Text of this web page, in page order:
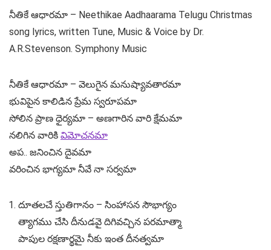
నీతికే ఆధారమా – Neethikae Aadhaarama Telugu Christmas
song lyrics, written Tune, Music & Voice by Dr.
A.R.Stevenson. Symphony Music
నీతికే ఆధారమా – వెలుగైన మనుష్యావతారమా
భువిపైన కాలిడిన ప్రేమ స్వరూపమా
సోలిన ప్రాణ ధైర్యమా – అణగారిన వారి క్షేమమా
నలిగిన వారికి విమోచనమా
అప.. జనించిన దైవమా
వరించిన భాగ్యమా నీవే నా సర్వమా
దూతలచే స్తుతిగానం – సింహాసన సౌభాగ్యం
త్యాగము చేసి దీనుడవై దిగివచ్చిన పరమాత్మా
పాపుల రక్షణార్థమై నీకు ఇంత దీనత్వమా